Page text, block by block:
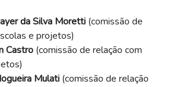
da Silva Moretti (comissão de
e projetos)
Castro (comissão de relação com
Mulati (comissão de relação